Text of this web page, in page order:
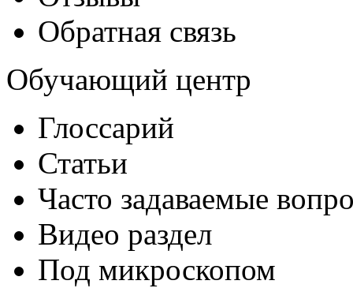
Обратная связь
Обучающий центр
Глоссарий
Статьи
Часто задаваемые
Видео раздел
Под микроскопом